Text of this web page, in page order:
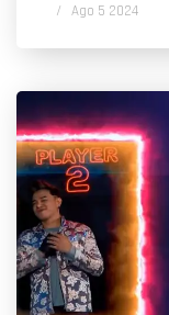
/ Ago 5 2024